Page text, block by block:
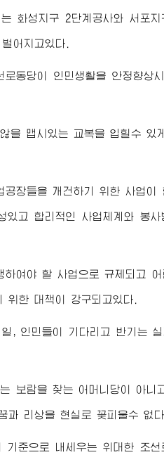
화성지구 2단계공사와 서포지
어지고있다.
동당이 인민생활을 안정향상
을 맵시있는 교복을 입힐수 있
장들을 개건하기 위한 사업이
고 합리적인 사업체계와 봉
여야 할 사업으로 규제되고
한 대책이 강구되고있다.
, 인민들이 기다리고 반기는
보람을 찾는 어머니당이 아니
과 리상을 현실로 꽃피울수 없다.
기준으로 내세우는 위대한 조선